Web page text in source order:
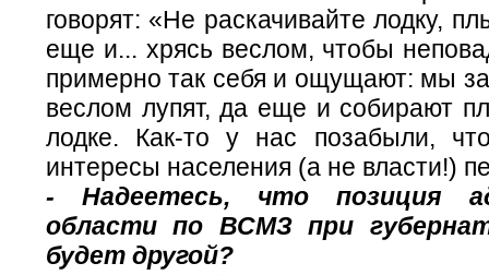
говорят: «Не раскачивайте лодку,
еще и... хрясь веслом, чтобы
примерно так себя и ощущают: мы
веслом лупят, да еще и собирают
лодке. Как-то у нас позабыли,
интересы населения (а не власти!)
- Надеетесь, что позиция
области по ВСМЗ при
будет другой?